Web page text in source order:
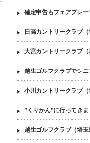
確定申告もフェアプレー
日高カントリークラブ
大宮カントリークラブ
越生ゴルフクラブでシニ
小川カントリークラブ
”くりかん”に行ってきま
越生ゴルフクラブ（埼玉